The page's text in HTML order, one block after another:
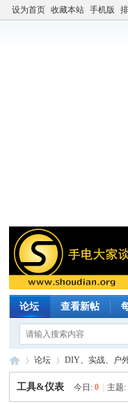
设为首页 收藏本站 手机版
论坛 查看新帖
论坛 DIY、实战、户
工具&仪表 今日:0 主题: